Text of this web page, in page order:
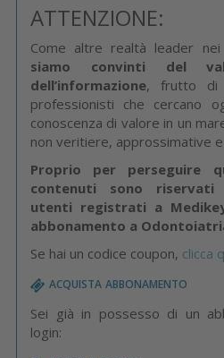
ATTENZIONE:
Come altre realtà leader
siamo convinti del
dell’informazione, frutto di
professionisti che cercano
conoscenza di valore in un
non veritiere, approssimative
Proprio per perseguire
contenuti sono riservati
utenti registrati a
abbonamento a
Se hai un codice coupon, clicca
acquista abbonamento
Sei già in possesso di un
login: